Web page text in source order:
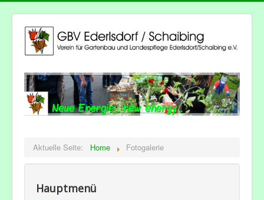
Aktuelle Seite: Home Fotogalerie
Hauptmenü